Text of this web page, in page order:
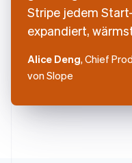
Stripe jedem
expandiert,
Alice Deng, Chief
von Slope
Liechtenstein
Deutsch
Litauen
Luxemburg
Français